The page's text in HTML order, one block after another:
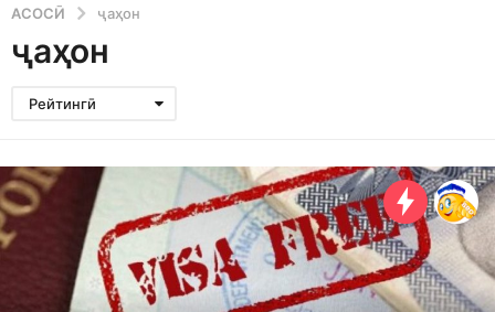
АСОСӢ ҷаҳон
ҷаҳон
Рейтингӣ